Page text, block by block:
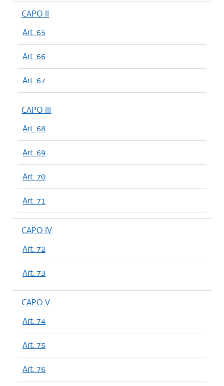
CAPO II
Art. 65
Art. 66
Art. 67
CAPO III
Art. 68
Art. 69
Art. 70
Art. 71
CAPO IV
Art. 72
Art. 73
CAPO V
Art. 74
Art. 75
Art. 76